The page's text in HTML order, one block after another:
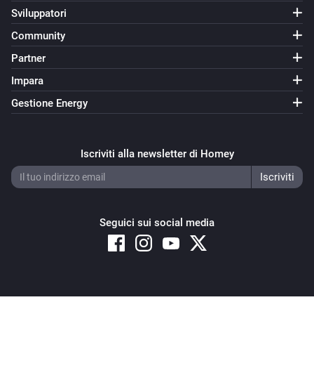
Sviluppatori
Community
Partner
Impara
Gestione Energy
Iscriviti alla newsletter di Homey
Seguici sui social media